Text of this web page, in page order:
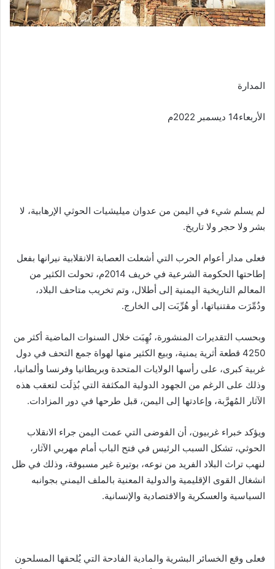
المدارة
الأربعاء14 ديسمبر 2022م
لم يسلم شيء في اليمن من عدوان ميليشيات الحوثي الإرهابية، لا
بشر ولا حجر ولا تاريخ.
فعلى مدار أعوام الحرب التي أشعلت العصابة الانقلابية نيرانها بفعل
إطاحتها الحكومة الشرعية في خريف 2014م، تحولت الكثير من
المعالم التاريخية اليمنية إلى أطلال، وتم تخريب متاحف البلاد،
ودُمِّرَت مقتنياتها، أو هُرِّبَت إلى الخارج.
وبحسب التقديرات المنشورة، نُهِبَت خلال السنوات الماضية أكثر من
4250 قطعة أثرية يمنية، وبيع الكثير منها لهواة جمع التحف في دول
غربية كبرى، على رأسها الولايات المتحدة وبريطانيا وفرنسا وألمانيا،
وذلك على الرغم من الجهود الدولية المكثفة التي بُذِلَت لتعقب هذه
الآثار المُهرَّبة، وإعادتها إلى اليمن، قبل طرحها في دور المزادات.
ويؤكد خبراء غربيون، أن الفوضى التي عمت اليمن جراء الانقلاب
الحوثي، تشكل السبب الرئيس في فتح الباب أمام مهربي الآثار،
لنهب تراث البلاد الفريد من نوعه، بوتيرة غير مسبوقة، وذلك في ظل
انشغال القوى الإقليمية والدولية المعنية بالملف اليمني بجوانبه
السياسية والعسكرية والاقتصادية والإنسانية.
فعلى وقع الخسائر البشرية والمادية الفادحة التي يُلحقها المسلحون